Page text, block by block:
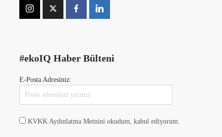
#ekoIQ Haber Bülteni
E-Posta Adresiniz:
KVKK Aydınlatma Metnini okudum, kabul ediyorum.